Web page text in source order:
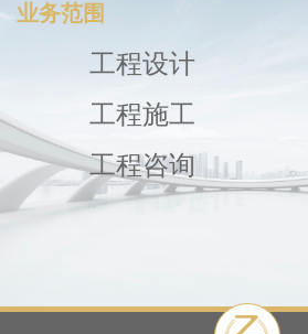
业务范围
工程设计
工程施工
工程咨询